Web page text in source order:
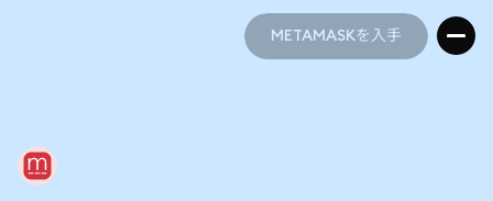
METAMASKを入手